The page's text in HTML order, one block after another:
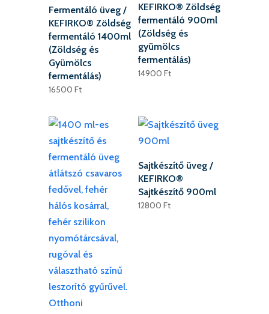
Fermentáló üveg /
KEFIRKO® Zöldség
fermentáló 1400ml
(Zöldség és
Gyümölcs
fermentálás)
16500 Ft
KEFIRKO® Zöldség
fermentáló 900ml
(Zöldség és
gyümölcs
fermentálás)
14900 Ft
Sajtkészítő üveg /
KEFIRKO®
Sajtkészítő 900ml
12800 Ft